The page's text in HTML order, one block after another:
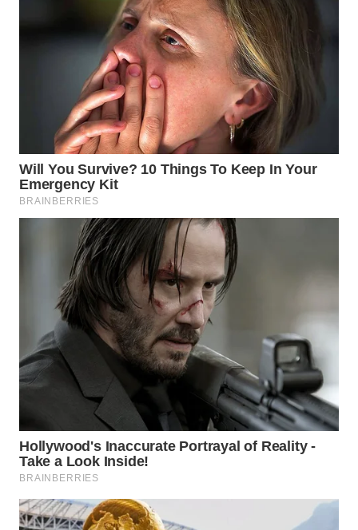
WN
MALUT
DAIRI
WN
WN
LANGKAT
TAPANULI
SELATAN
TANJUNG
LESUNG